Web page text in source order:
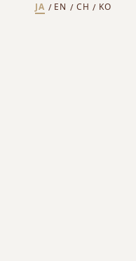
JA EN CH KO